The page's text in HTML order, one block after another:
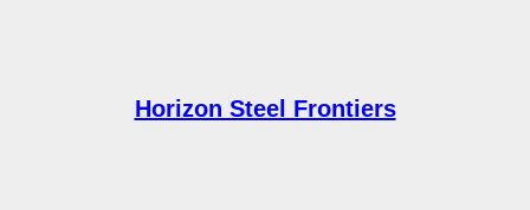
Horizon Steel Frontiers